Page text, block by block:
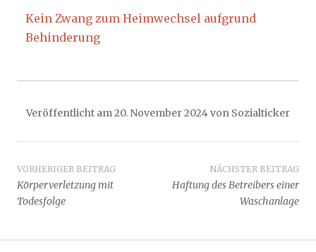
Kein Zwang zum Heimwechsel aufgrund
Behinderung
Veröffentlicht am20. November 2024von Sozialticker
Beitragsnavigation
VORHERIGER BEITRAG
Körperverletzung mit
Todesfolge
NÄCHSTER BEITRAG
Haftung des Betreibers einer
Waschanlage